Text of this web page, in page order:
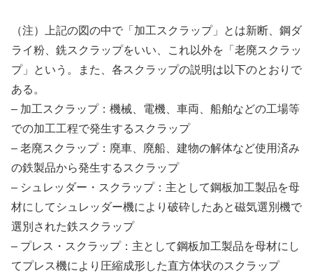
（注）上記の図の中で「加工スクラップ」とは新断、鋼ダ
ライ粉、銑スクラップをいい、これ以外を「老廃スクラッ
プ」という。また、各スクラップの説明は以下のとおりで
ある。
– 加工スクラップ：機械、電機、車両、船舶などの工場等
での加工工程で発生するスクラップ
– 老廃スクラップ：廃車、廃船、建物の解体など使用済み
の鉄製品から発生するスクラップ
– シュレッダー・スクラップ：主として鋼板加工製品を母
材にしてシュレッダー機により破砕したあと磁気選別機で
選別された鉄スクラップ
– プレス・スクラップ：主として鋼板加工製品を母材にし
てプレス機により圧縮成形した直方体状のスクラップ